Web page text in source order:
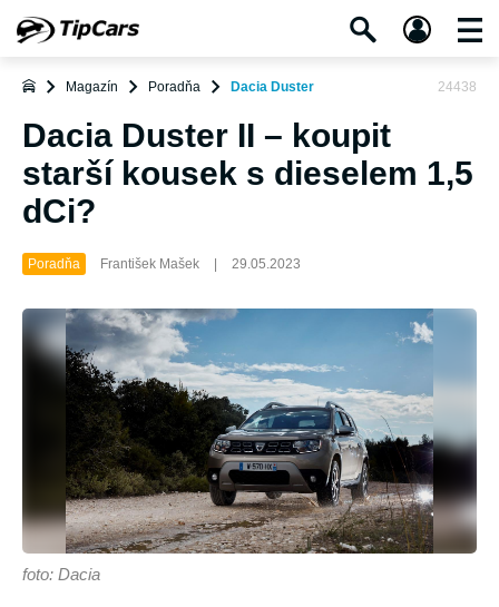
Magazín Poradňa Dacia Duster 24438
Dacia Duster II – koupit
starší kousek s dieselem 1,5
dCi?
Poradňa František Mašek 29.05.2023
foto: Dacia